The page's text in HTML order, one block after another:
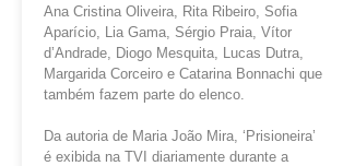
Ana Cristina Oliveira, Rita Ribeiro, Sofia
Aparício, Lia Gama, Sérgio Praia, Vítor
d’Andrade, Diogo Mesquita, Lucas Dutra,
Margarida Corceiro e Catarina Bonnachi que
também fazem parte do elenco.
Da autoria de Maria João Mira, ‘Prisioneira’
é exibida na TVI diariamente durante a